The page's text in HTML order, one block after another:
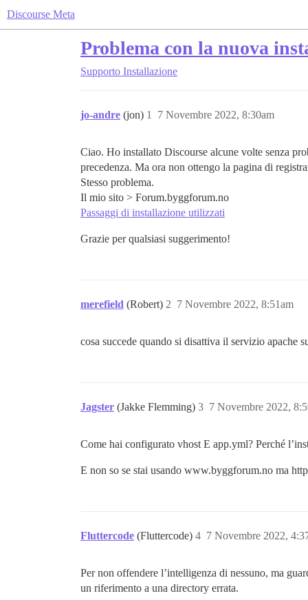
Discourse Meta
Problema con la nuova
Supporto Installazione
jo-andre (jon) 7 Novembre 2022, 8:30am
1
Ciao. Ho installato Discourse alcune volte senza
precedenza. Ma ora non ottengo la pagina di
Stesso problema.
Il mio sito > Forum.byggforum.no
Passaggi di installazione utilizzati
Grazie per qualsiasi suggerimento!
merefield (Robert) 7 Novembre 2022, 8:51am
2
cosa succede quando si disattiva il servizio apache
Jagster (Jakke Flemming) 7 Novembre 2022,
3
Come hai configurato vhost E app.yml? Perché
E non so se stai usando www.byggforum.no ma
Fluttercode (Fluttercode) 7 Novembre 2022,
4
Per non offendere l’intelligenza di nessuno, ma
un riferimento a una directory errata.